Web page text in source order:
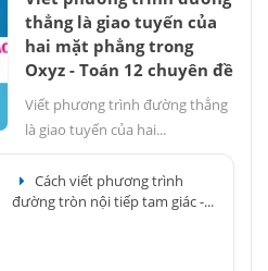
thẳng là giao tuyến của
hai mặt phẳng trong
Oxyz - Toán 12 chuyên đề
Viết phương trình đường thẳng
là giao tuyến của hai...
Cách viết phương trình
đường tròn nội tiếp tam giác -...